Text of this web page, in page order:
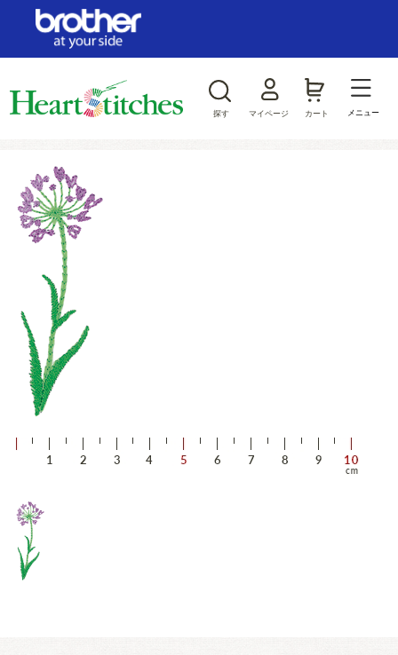
探す マイページ カート メニュー
ログイン/新規会員登録
ジャンルから探す